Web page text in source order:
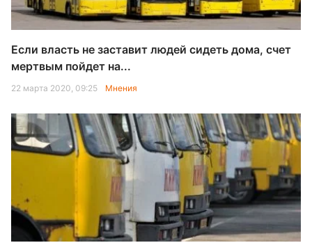
Если власть не заставит людей сидеть дома, счет
мертвым пойдет на...
22 марта 2020, 09:25 Мнения